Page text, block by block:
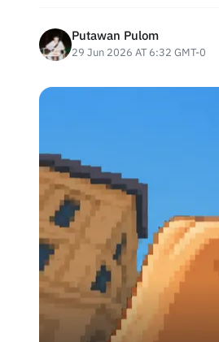
Putawan Pulom
29 Jun 2026 AT 6:32 GMT-0